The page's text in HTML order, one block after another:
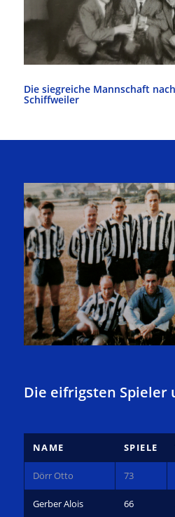
Die siegreiche Mannschaft
Schiffweiler
Die eifrigsten Spieler
NAME SPIELE
Dörr Otto 73
Gerber Alois 66